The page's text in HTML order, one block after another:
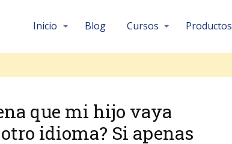
Inicio Blog Cursos Productos
que mi hijo vaya
idioma? Si apenas